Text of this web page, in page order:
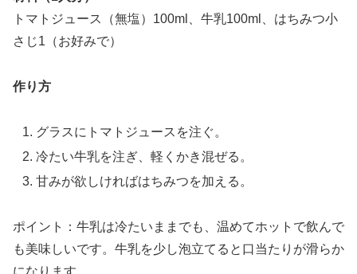
トマトジュース（無塩）100ml、牛乳100ml、はちみつ小
さじ1（お好みで）
作り方
グラスにトマトジュースを注ぐ。
冷たい牛乳を注ぎ、軽くかき混ぜる。
甘みが欲しければはちみつを加える。
ポイント：牛乳は冷たいままでも、温めてホットで飲んで
も美味しいです。牛乳を少し泡立てると口当たりが滑らか
になります。